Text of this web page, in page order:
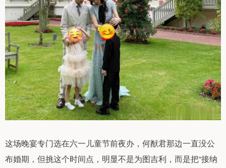
这场晚宴专门选在六一儿童节前夜办，何猷君那边一直没公
布婚期，但挑这个时间点，明显不是为图吉利，而是把“接纳